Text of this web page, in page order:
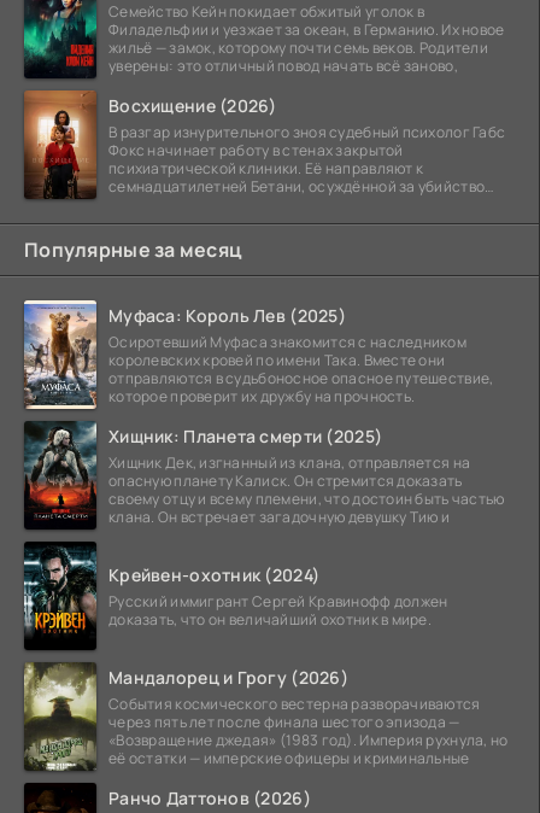
Семейство Кейн покидает обжитый уголок в
Филадельфии и уезжает за океан, в Германию. Их новое
жильё — замок, которому почти семь веков. Родители
уверены: это отличный повод начать всё заново,
Восхищение (2026)
В разгар изнурительного зноя судебный психолог Габс
Фокс начинает работу в стенах закрытой
психиатрической клиники. Её направляют к
семнадцатилетней Бетани, осуждённой за убийство
Популярные за месяц
Муфаса: Король Лев (2025)
Осиротевший Муфаса знакомится с наследником
королевских кровей по имени Така. Вместе они
отправляются в судьбоносное опасное путешествие,
которое проверит их дружбу на прочность.
Хищник: Планета смерти (2025)
Хищник Дек, изгнанный из клана, отправляется на
опасную планету Калиск. Он стремится доказать
своему отцу и всему племени, что достоин быть частью
клана. Он встречает загадочную девушку Тию и
Крейвен-охотник (2024)
Русский иммигрант Сергей Кравинофф должен
доказать, что он величайший охотник в мире.
Мандалорец и Грогу (2026)
События космического вестерна разворачиваются
через пять лет после финала шестого эпизода —
«Возвращение джедая» (1983 год). Империя рухнула, но
её остатки — имперские офицеры и криминальные
Ранчо Даттонов (2026)